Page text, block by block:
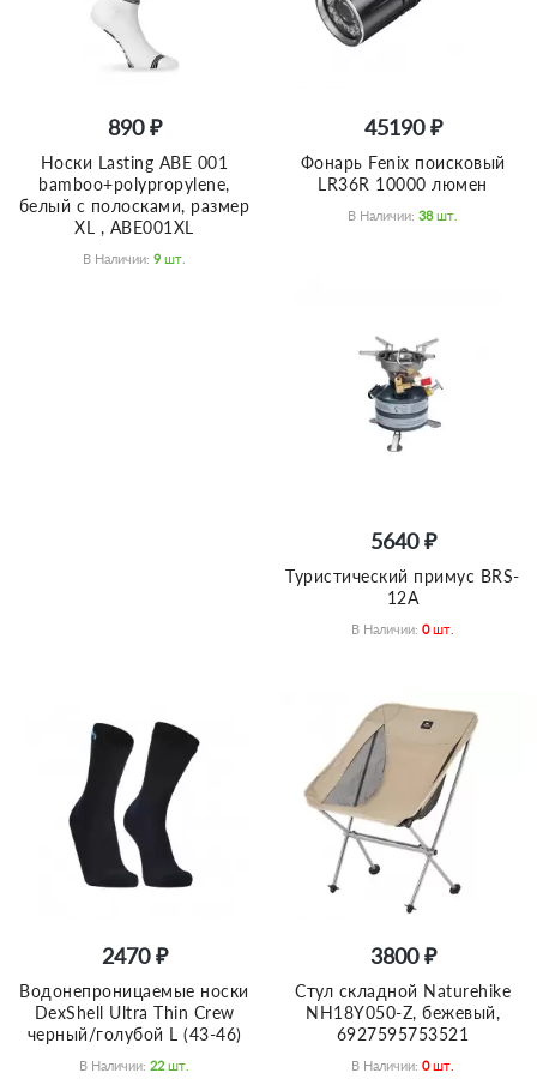
890 ₽
Носки Lasting ABE 001
bamboo+polypropylene,
белый с полосками, размер
XL , ABE001XL
В Наличии: 9 Шт.
45190 ₽
Фонарь Fenix поисковый
LR36R 10000 люмен
В Наличии: 38 Шт.
5640 ₽
Туристический примус BRS-
12A
В Наличии: 0 Шт.
2470 ₽
Водонепроницаемые носки
DexShell Ultra Thin Crew
черный/голубой L (43-46)
В Наличии: 22 Шт.
3800 ₽
Стул складной Naturehike
NH18Y050-Z, бежевый,
6927595753521
В Наличии: 0 Шт.